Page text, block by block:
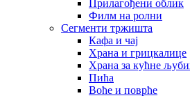
Прилагођени облик
Филм на ролни
Сегменти тржишта
Кафа и чај
Храна и грицкалице
Храна за кућне
Пића
Воће и поврће